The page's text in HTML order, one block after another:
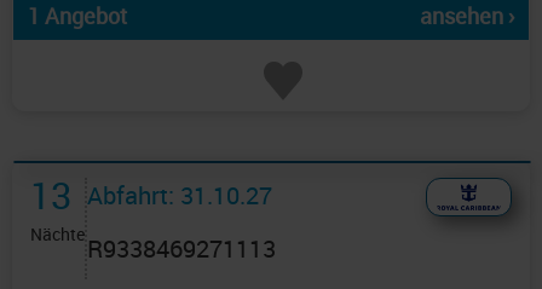
1 Angebot ansehen ›
13
Nächte
Abfahrt: 31.10.27
R9338469271113